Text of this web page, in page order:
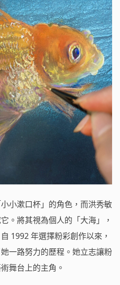
小漱口杯」的角色，而洪秀敏
。將其視為個人的「大海」，
1992 年選擇粉彩創作以來，
一路努力的歷程。她立志讓粉
舞台上的主角。